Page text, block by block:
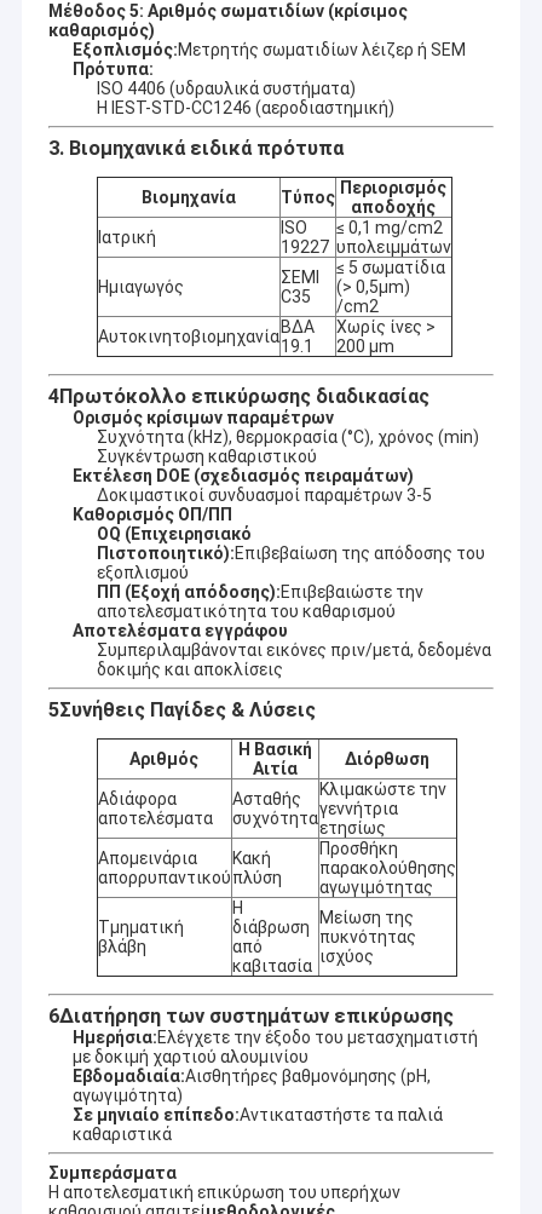
Σπίτι
Προϊόντα
VR παρουσιάστε
Μέθοδος 5: Αριθμός σωματιδίων (κρίσιμος
καθαρισμός)
Εξοπλισμός:Μετρητής σωματιδίων λέιζερ ή SEM
Πρότυπα:
ISO 4406 (υδραυλικά συστήματα)
Η IEST-STD-CC1246 (αεροδιαστημική)
3. Βιομηχανικά ειδικά πρότυπα
Βιομηχανία Τύπος Περιορισμός
αποδοχής
Ιατρική
ISO
19227
≤ 0,1 mg/cm2
υπολειμμάτων
Ημιαγωγός
ΣΕΜΙ
C35
≤ 5 σωματίδια
(> 0,5μm)
/cm2
Αυτοκινητοβιομηχανία ΒΔΑ
19.1
Χωρίς ίνες >
200 μm
4Πρωτόκολλο επικύρωσης διαδικασίας
Ορισμός κρίσιμων παραμέτρων
Συχνότητα (kHz), θερμοκρασία (°C), χρόνος (min)
Συγκέντρωση καθαριστικού
Εκτέλεση DOE (σχεδιασμός πειραμάτων)
Δοκιμαστικοί συνδυασμοί παραμέτρων 3-5
Καθορισμός ΟΠ/ΠΠ
ΟQ (Επιχειρησιακό
Πιστοποιητικό):Επιβεβαίωση της απόδοσης του
εξοπλισμού
ΠΠ (Εξοχή απόδοσης):Επιβεβαιώστε την
αποτελεσματικότητα του καθαρισμού
Αποτελέσματα εγγράφου
Συμπεριλαμβάνονται εικόνες πριν/μετά, δεδομένα
δοκιμής και αποκλίσεις
5Συνήθεις Παγίδες & Λύσεις
Αριθμός
Η Βασική
Αιτία
Διόρθωση
Αδιάφορα
αποτελέσματα
Ασταθής
συχνότητα
Κλιμακώστε την
γεννήτρια
ετησίως
Απομεινάρια
απορρυπαντικού
Κακή
πλύση
Προσθήκη
παρακολούθησης
αγωγιμότητας
Τμηματική
βλάβη
Η
διάβρωση
από
καβιτασία
Μείωση της
πυκνότητας
ισχύος
6Διατήρηση των συστημάτων επικύρωσης
Ημερήσια:Ελέγχετε την έξοδο του μετασχηματιστή
με δοκιμή χαρτιού αλουμινίου
Εβδομαδιαία:Αισθητήρες βαθμονόμησης (pH,
αγωγιμότητα)
Σε μηνιαίο επίπεδο:Αντικαταστήστε τα παλιά
καθαριστικά
Συμπεράσματα
Η αποτελεσματική επικύρωση του υπερήχων
Η εταιρεία Guangdong Blue Whale Ultrasonic Cleaning
Equipment Co., Ltd.Είναι ένας επαγγελματίας κατασκευαστής
με 20 χρόνια εμπειρίας στην τεχνολογία υπερήχων
καθαρισμού.Ειδικευόμαστε στο σχεδιασμό και την κατασκευή
ενός πλήρους φάσματος τυποποιημένων συσκευών